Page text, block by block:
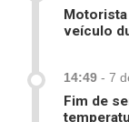
Motorista
veículo
14:49 - 7
Fim de